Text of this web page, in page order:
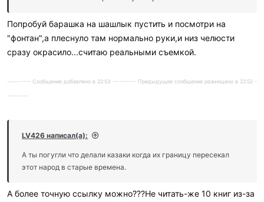
Попробуй барашка на шашлык пустить и посмотри на
"фонтан",а плеснуло там нормально руки,и низ челюсти
сразу окрасило...считаю реальными съемкой.
---------- Сообщение добавлено в 22:53 ---------- Предыдущее сообщение размещено в 22:52 -
---------
LV426 написал(а):
А ты погугли что делали казаки когда их границу пересекал
этот народ в старые времена.
А более точную ссылку можно???Не читать-же 10 книг из-за